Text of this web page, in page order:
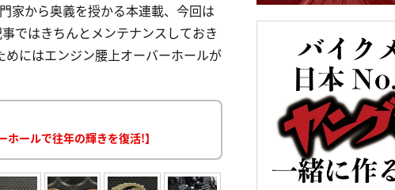
家から奥義を授かる本連載、今回は
ではきちんとメンテナンスしておき
にはエンジン腰上オーバーホールが
ールで往年の輝きを復活!】